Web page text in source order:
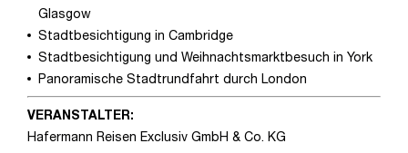
Glasgow
Stadtbesichtigung in Cambridge
Stadtbesichtigung und Weihnachtsmarktbesuch in York
Panoramische Stadtrundfahrt durch London
VERANSTALTER:
Hafermann Reisen Exclusiv GmbH & Co. KG